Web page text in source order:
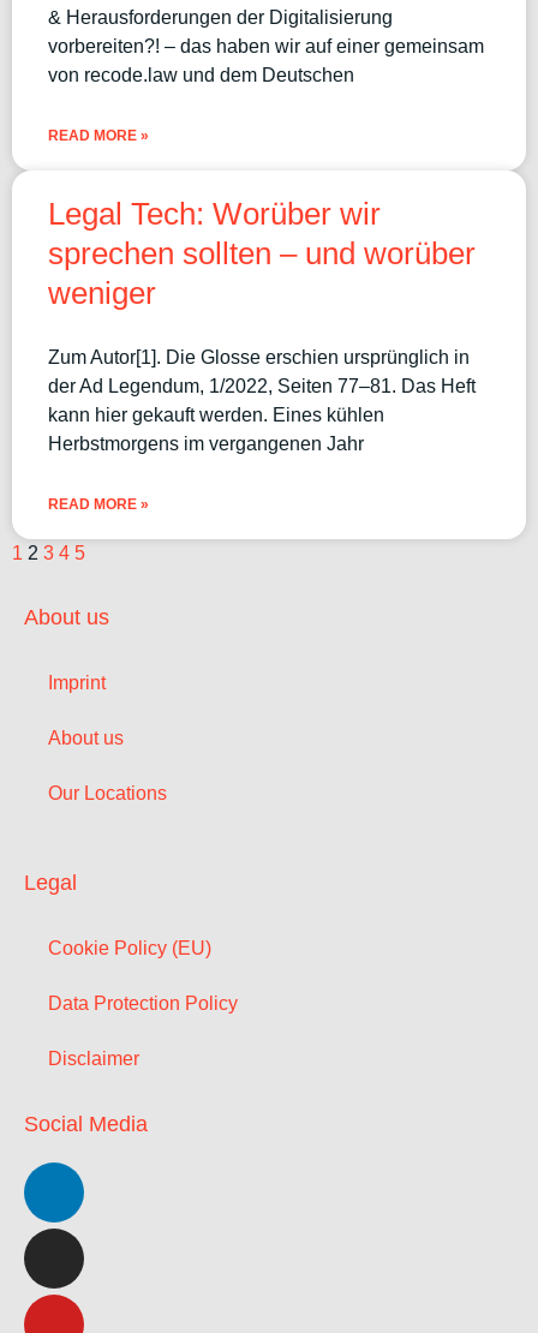
& Herausforderungen der Digitalisierung
vorbereiten?! – das haben wir auf einer gemeinsam
von recode.law und dem Deutschen
READ MORE »
Legal Tech: Worüber wir
sprechen sollten – und worüber
weniger
Zum Autor[1]. Die Glosse erschien ursprünglich in
der Ad Legendum, 1/2022, Seiten 77–81. Das Heft
kann hier gekauft werden. Eines kühlen
Herbstmorgens im vergangenen Jahr
READ MORE »
1 2 3 4 5
About us
Imprint
About us
Our Locations
Legal
Cookie Policy (EU)
Data Protection Policy
Disclaimer
Social Media